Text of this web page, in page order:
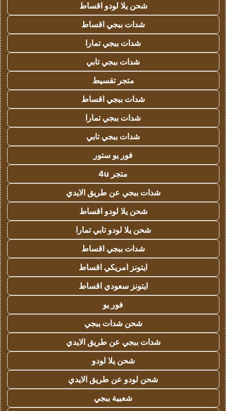
شحن يلا لودو اقساط
شدات ببجي اقساط
شدات ببجي تمارا
شدات ببجي تابي
متجر تقسيط
شدات ببجي اقساط
شدات ببجي تمارا
شدات ببجي تابي
فور يو ستور
متجر 4u
شدات ببجي عن طريق الايدي
شحن يلا لودو اقساط
شحن يلا لودو تابي تمارا
شدات ببجي اقساط
ايتونز امريكي اقساط
ايتونز سعودي اقساط
فور يو
شحن شدات ببجي
شدات ببجي عن طريق الايدي
شحن يلا لودو
شحن لودو عن طريق الايدي
شعبية ببجي